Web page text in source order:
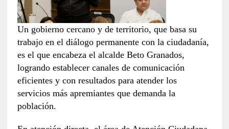
Un gobierno cercano y de territorio, que basa su
trabajo en el diálogo permanente con la ciudadanía,
es el que encabeza el alcalde Beto Granados,
logrando establecer canales de comunicación
eficientes y con resultados para atender los
servicios más apremiantes que demanda la
población.